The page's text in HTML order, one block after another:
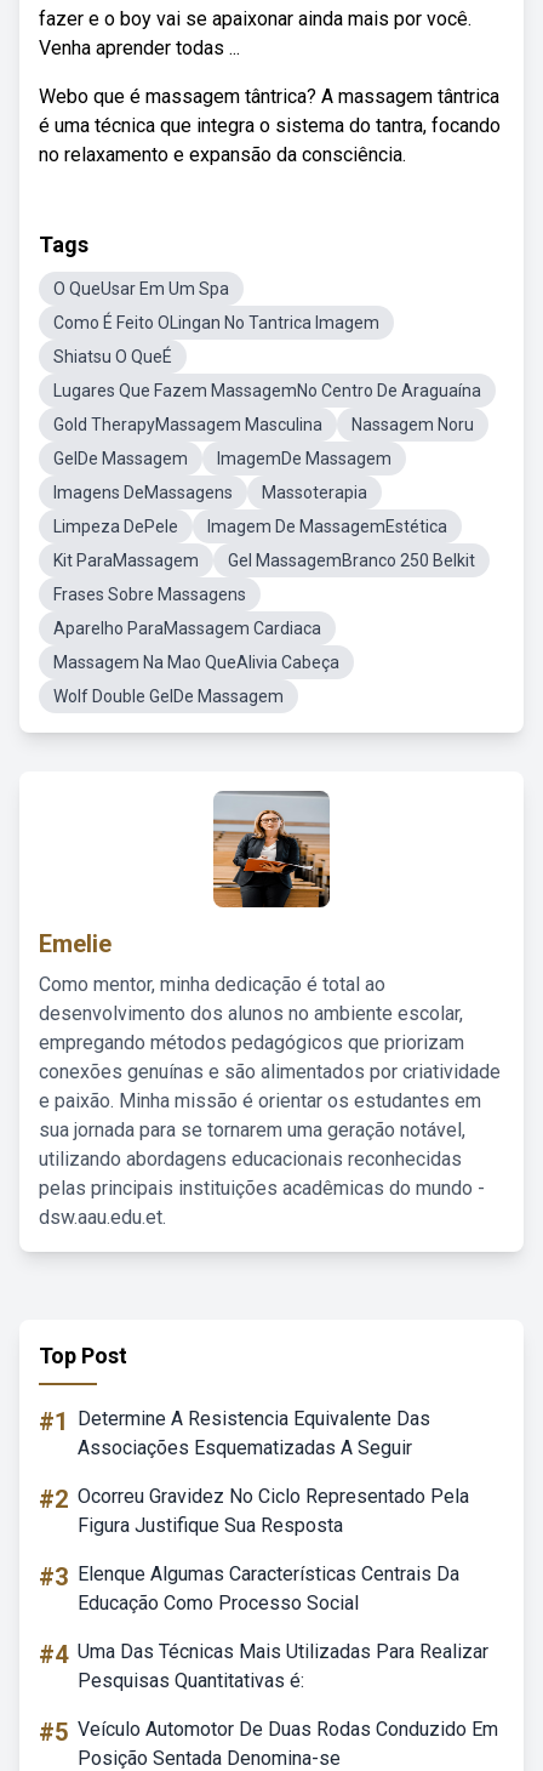
fazer e o boy vai se apaixonar ainda mais por você.
Venha aprender todas ...
Webo que é massagem tântrica? A massagem tântrica
é uma técnica que integra o sistema do tantra, focando
no relaxamento e expansão da consciência.
Tags
O QueUsar Em Um Spa
Como É Feito OLingan No Tantrica Imagem
Shiatsu O QueÉ
Lugares Que Fazem MassagemNo Centro De Araguaína
Gold TherapyMassagem Masculina
Nassagem Noru
GelDe Massagem
ImagemDe Massagem
Imagens DeMassagens
Massoterapia
Limpeza DePele
Imagem De MassagemEstética
Kit ParaMassagem
Gel MassagemBranco 250 Belkit
Frases Sobre Massagens
Aparelho ParaMassagem Cardiaca
Massagem Na Mao QueAlivia Cabeça
Wolf Double GelDe Massagem
Emelie
Como mentor, minha dedicação é total ao
desenvolvimento dos alunos no ambiente escolar,
empregando métodos pedagógicos que priorizam
conexões genuínas e são alimentados por criatividade
e paixão. Minha missão é orientar os estudantes em
sua jornada para se tornarem uma geração notável,
utilizando abordagens educacionais reconhecidas
pelas principais instituições acadêmicas do mundo -
dsw.aau.edu.et.
Top Post
#1
Determine A Resistencia Equivalente Das
Associações Esquematizadas A Seguir
#2 Ocorreu Gravidez No Ciclo Representado Pela
Figura Justifique Sua Resposta
#3 Elenque Algumas Características Centrais Da
Educação Como Processo Social
#4 Uma Das Técnicas Mais Utilizadas Para Realizar
Pesquisas Quantitativas é:
#5 Veículo Automotor De Duas Rodas Conduzido Em
Posição Sentada Denomina-se